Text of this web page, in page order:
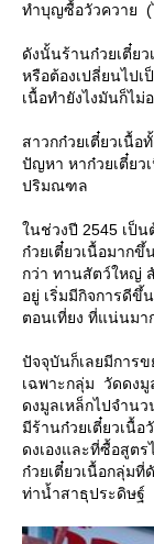
ทำบุญซื้อวัวควาย (
ดังนั้นร้านก๋วยเตี๋ยว
หรือต้องเปลี่ยนไปเ
เนื้อทำยังไงมันก็ไม่
สาวกก๋วยเตี๋ยวเนื้อ
ปัญหา หาก๋วยเตี๋ยว
ปริมณฑล
นช่วงปี 2545 เป็น
ก๋วยเตี๋ยวเนื้อมาก
กว่า ทานสัตว์ใหญ่
อยู่ เริ่มมีกิจการดีขึ้
ตอนเที่ยง ที่แน่นมา
ปัจจุบันก็เลยมีการ
เฉพาะกลุ่ม วัดดงมู
ดงมูลเหล็กไปจำนว
มีร้านก๋วยเตี๋ยวเนื้
ดงเองและที่ซื้อสูตร
ก๋วยเตี๋ยวเนื้อกลุ่ม
ท่าน้ำสาธุประดิษฐ์